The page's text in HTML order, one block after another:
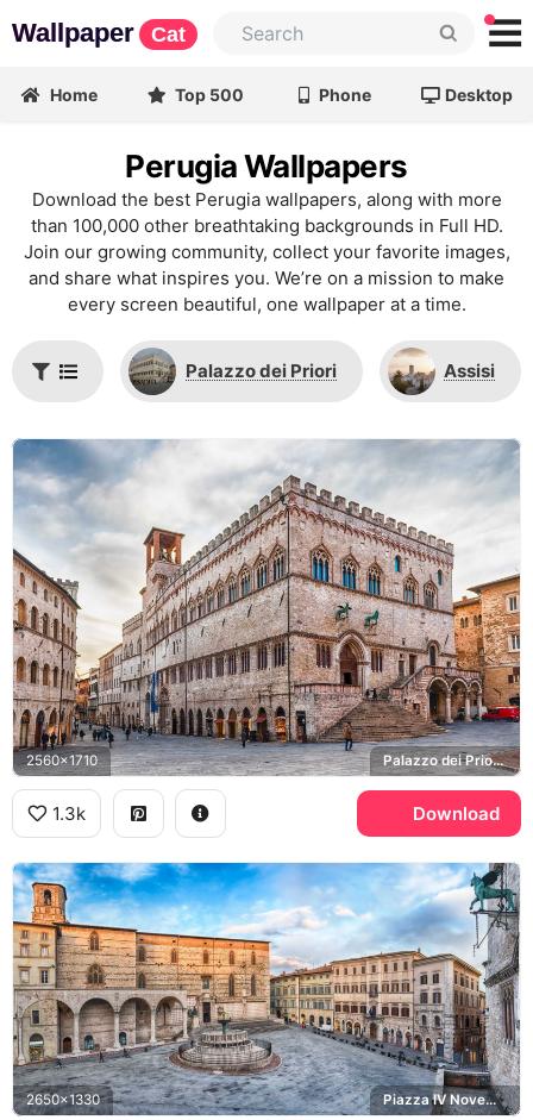
Wallpaper Cat
Home Top 500 Phone Desktop
Perugia Wallpapers
Download the best Perugia wallpapers, along with more
than 100,000 other breathtaking backgrounds in Full HD.
Join our growing community, collect your favorite images,
and share what inspires you. We’re on a mission to make
every screen beautiful, one wallpaper at a time.
Palazzo dei Priori Assisi
2560x1710 Palazzo dei Priori, Piazza IV Novembre
1.3k Download
2650x1330 Piazza IV Novembre, Fontana Maggiore, Cattedrale di San Lorenzo